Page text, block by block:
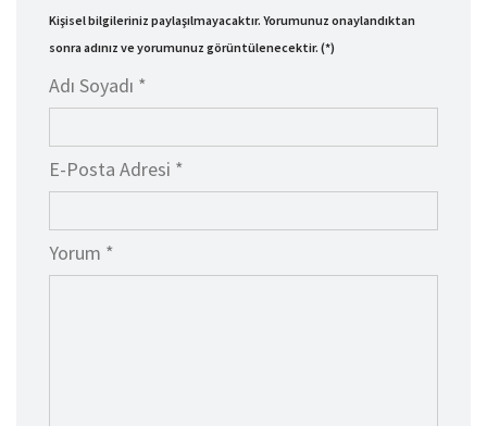
Kişisel bilgileriniz paylaşılmayacaktır. Yorumunuz onaylandıktan
sonra adınız ve yorumunuz görüntülenecektir. (*)
Adı Soyadı *
E-Posta Adresi *
Yorum *